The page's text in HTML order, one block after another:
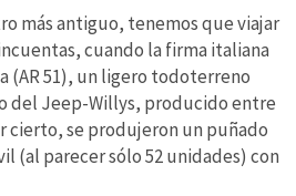
más antiguo, tenemos que viajar
cuando la firma italiana
(AR 51), un ligero todoterreno
del Jeep-Willys, producido entre
cierto, se produjeron un puñado
(al parecer sólo 52 unidades) con